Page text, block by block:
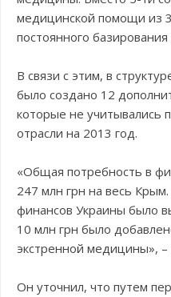
медицинской помощи из
постоянного
В связи с этим, в
было создано 12
которые не
отрасли на 2013 год.
«Общая потребность в
247 млн грн на весь
финансов Украины было
10 млн грн было
экстренной медицины»,
Он уточнил, что путем